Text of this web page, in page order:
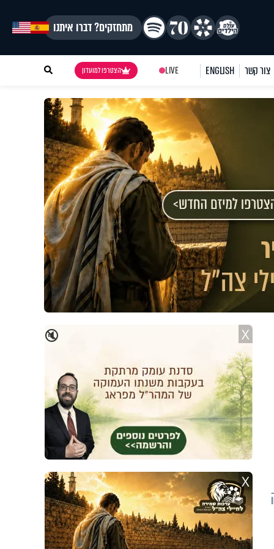
מתחזקים? דברו איתנו
צור קשר ENGLISH
LIVE הצטרפו למועדון
🔇 X
X